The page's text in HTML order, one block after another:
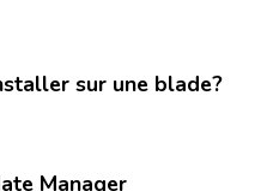
sur une blade?
Manager